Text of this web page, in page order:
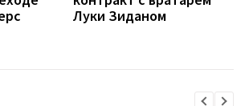
Луки Зиданом